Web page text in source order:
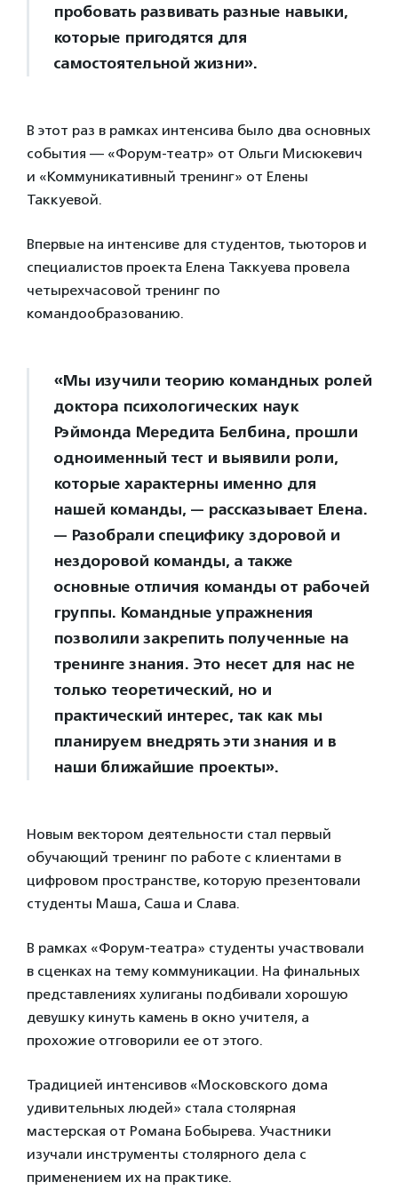
пробовать развивать разные навыки,
которые пригодятся для
самостоятельной жизни».
В этот раз в рамках интенсива было два основных
события — «Форум-театр» от Ольги Мисюкевич
и «Коммуникативный тренинг» от Елены
Таккуевой.
Впервые на интенсиве для студентов, тьюторов и
специалистов проекта Елена Таккуева провела
четырехчасовой тренинг по
командообразованию.
«Мы изучили теорию командных ролей
доктора психологических наук
Рэймонда Мередита Белбина, прошли
одноименный тест и выявили роли,
которые характерны именно для
нашей команды, — рассказывает Елена.
— Разобрали специфику здоровой и
нездоровой команды, а также
основные отличия команды от рабочей
группы. Командные упражнения
позволили закрепить полученные на
тренинге знания. Это несет для нас не
только теоретический, но и
практический интерес, так как мы
планируем внедрять эти знания и в
наши ближайшие проекты».
Новым вектором деятельности стал первый
обучающий тренинг по работе с клиентами в
цифровом пространстве, которую презентовали
студенты Маша, Саша и Слава.
В рамках «Форум-театра» студенты участвовали
в сценках на тему коммуникации. На финальных
представлениях хулиганы подбивали хорошую
девушку кинуть камень в окно учителя, а
прохожие отговорили ее от этого.
Традицией интенсивов «Московского дома
удивительных людей» стала столярная
мастерская от Романа Бобырева. Участники
изучали инструменты столярного дела с
применением их на практике.